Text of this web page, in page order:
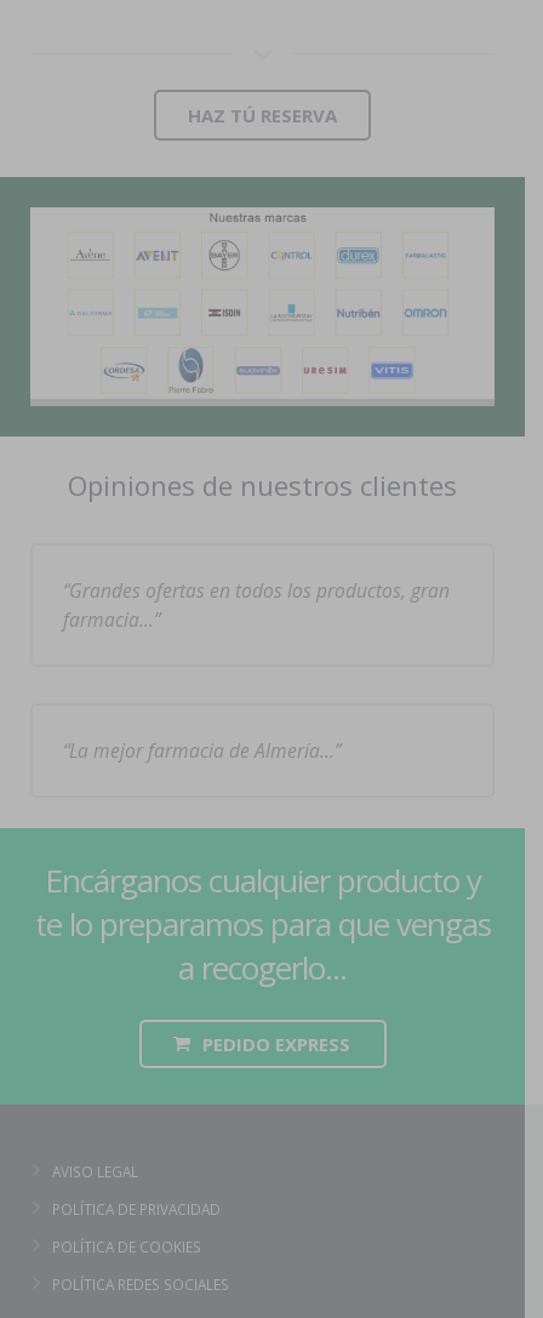
HAZ TÚ RESERVA
Opiniones de nuestros clientes
Grandes ofertas en todos los productos, gran
farmacia…
La mejor farmacia de Almería…
Encárganos cualquier producto y
te lo preparamos para que vengas
a recogerlo...
PEDIDO EXPRESS
AVISO LEGAL
POLÍTICA DE PRIVACIDAD
POLÍTICA DE COOKIES
POLÍTICA REDES SOCIALES